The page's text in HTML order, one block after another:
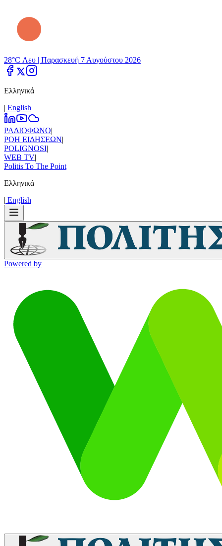
28°C Λευ | Παρασκευή 7 Αυγούστου 2026
Ελληνικά
| Εnglish
ΡΑΔΙΟΦΩΝΟ|
ΡΟΗ ΕΙΔΗΣΕΩΝ|
POLIGNOSI|
WEB TV|
Politis To The Point
Ελληνικά
| Εnglish
Powered by